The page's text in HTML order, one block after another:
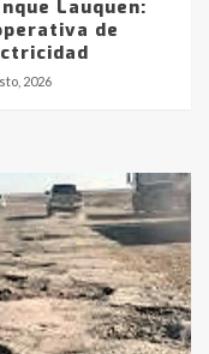
Lauquen:
de
2026